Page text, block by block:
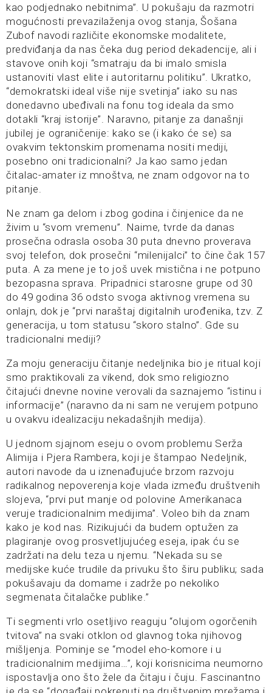
kao podjednako nebitnima”. U pokušaju da razmotri
mogućnosti prevazilaženja ovog stanja, Šošana
Zubof navodi različite ekonomske modalitete,
predviđanja da nas čeka dug period dekadencije, ali i
stavove onih koji “smatraju da bi imalo smisla
ustanoviti vlast elite i autoritarnu politiku”. Ukratko,
“demokratski ideal više nije svetinja” iako su nas
donedavno ubeđivali na fonu tog ideala da smo
dotakli “kraj istorije”. Naravno, pitanje za današnji
jubilej je ograničenije: kako se (i kako će se) sa
ovakvim tektonskim promenama nositi mediji,
posebno oni tradicionalni? Ja kao samo jedan
čitalac-amater iz mnoštva, ne znam odgovor na to
pitanje.
Ne znam ga delom i zbog godina i činjenice da ne
živim u “svom vremenu”. Naime, tvrde da danas
prosečna odrasla osoba 30 puta dnevno proverava
svoj telefon, dok prosečni “milenijalci” to čine čak 157
puta. A za mene je to još uvek mistična i ne potpuno
bezopasna sprava. Pripadnici starosne grupe od 30
do 49 godina 36 odsto svoga aktivnog vremena su
onlajn, dok je “prvi naraštaj digitalnih urođenika, tzv. Z
generacija, u tom statusu “skoro stalno”. Gde su
tradicionalni mediji?
Za moju generaciju čitanje nedeljnika bio je ritual koji
smo praktikovali za vikend, dok smo religiozno
čitajući dnevne novine verovali da saznajemo “istinu i
informacije” (naravno da ni sam ne verujem potpuno
u ovakvu idealizaciju nekadašnjih medija).
U jednom sjajnom eseju o ovom problemu Serža
Alimija i Pjera Rambera, koji je štampao Nedeljnik,
autori navode da u iznenađujuće brzom razvoju
radikalnog nepoverenja koje vlada između društvenih
slojeva, “prvi put manje od polovine Amerikanaca
veruje tradicionalnim medijima”. Voleo bih da znam
kako je kod nas. Rizikujući da budem optužen za
plagiranje ovog prosvetljujućeg eseja, ipak ću se
zadržati na delu teza u njemu. “Nekada su se
medijske kuće trudile da privuku što širu publiku; sada
pokušavaju da domame i zadrže po nekoliko
segmenata čitalačke publike.”
Ti segmenti vrlo osetljivo reaguju “olujom ogorčenih
tvitova” na svaki otklon od glavnog toka njihovog
mišljenja. Pominje se “model eho-komore i u
tradicionalnim medijima…”, koji korisnicima neumorno
ispostavlja ono što žele da čitaju i čuju. Fascinantno